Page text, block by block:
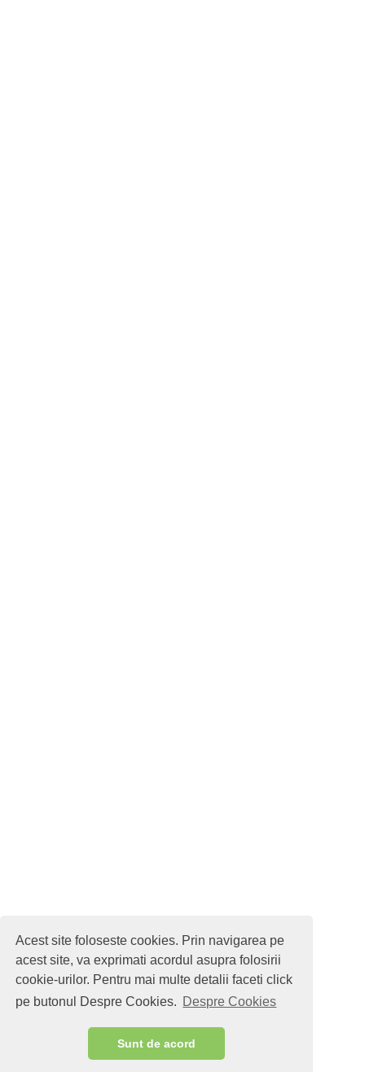
Acest site foloseste cookies. Prin navigarea pe
acest site, va exprimati acordul asupra folosirii
cookie-urilor. Pentru mai multe detalii faceti click
pe butonul Despre Cookies. Despre Cookies
Sunt de acord